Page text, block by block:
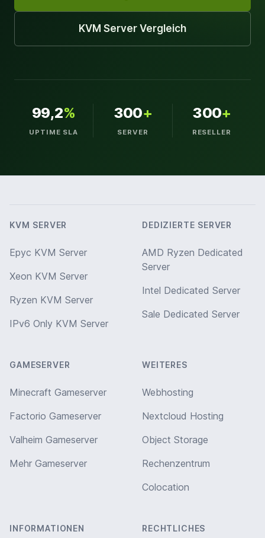
KVM Server Vergleich
99,2%
UPTIME SLA
300+
SERVER
300+
RESELLER
KVM SERVER
Epyc KVM Server
Xeon KVM Server
Ryzen KVM Server
IPv6 Only KVM Server
DEDIZIERTE SERVER
AMD Ryzen Dedicated
Server
Intel Dedicated Server
Sale Dedicated Server
GAMESERVER
Minecraft Gameserver
Factorio Gameserver
Valheim Gameserver
Mehr Gameserver
WEITERES
Webhosting
Nextcloud Hosting
Object Storage
Rechenzentrum
Colocation
INFORMATIONEN RECHTLICHES